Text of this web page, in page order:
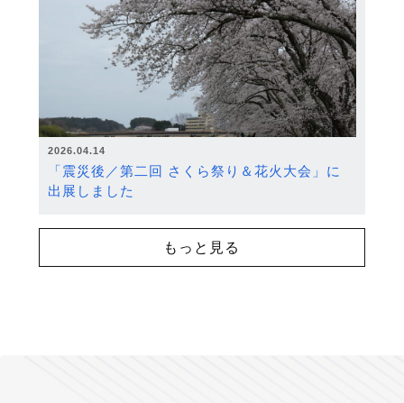
2026.04.14
「震災後／第二回 さくら祭り＆花火大会」に
出展しました
もっと見る